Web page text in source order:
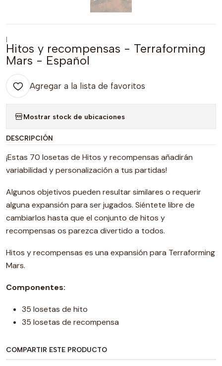
|
Hitos y recompensas - Terraforming
Mars - Español
Agregar a la lista de favoritos
Mostrar stock de ubicaciones
DESCRIPCIÓN
¡Estas 70 losetas de Hitos y recompensas añadirán
variabilidad y personalización a tus partidas!
Algunos objetivos pueden resultar similares o requerir
alguna expansión para ser jugados. Siéntete libre de
cambiarlos hasta que el conjunto de hitos y
recompensas os parezca divertido a todos.
Hitos y recompensas es una expansión para Terraforming
Mars.
Componentes:
35 losetas de hito
35 losetas de recompensa
COMPARTIR ESTE PRODUCTO